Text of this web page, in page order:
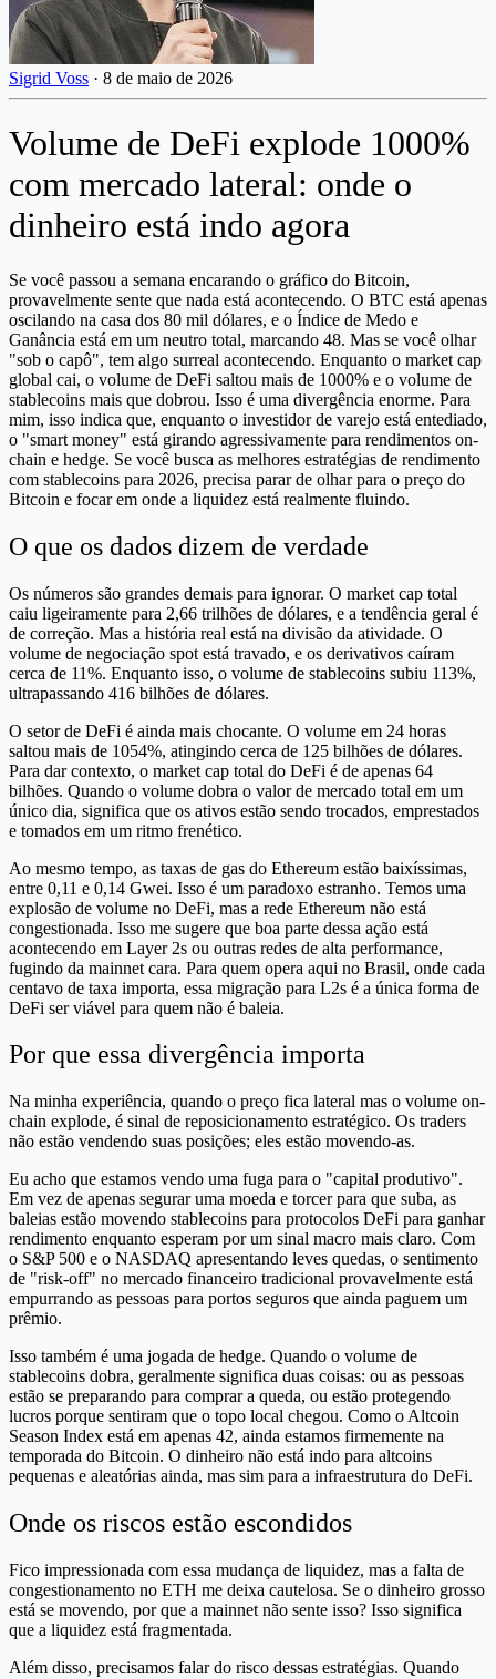
Sigrid Voss · 8 de maio de 2026
Volume de DeFi explode 1000%
com mercado lateral: onde o
dinheiro está indo agora
Se você passou a semana encarando o gráfico do Bitcoin,
provavelmente sente que nada está acontecendo. O BTC está apenas
oscilando na casa dos 80 mil dólares, e o Índice de Medo e
Ganância está em um neutro total, marcando 48. Mas se você olhar
"sob o capô", tem algo surreal acontecendo. Enquanto o market cap
global cai, o volume de DeFi saltou mais de 1000% e o volume de
stablecoins mais que dobrou. Isso é uma divergência enorme. Para
mim, isso indica que, enquanto o investidor de varejo está entediado,
o "smart money" está girando agressivamente para rendimentos on-
chain e hedge. Se você busca as melhores estratégias de rendimento
com stablecoins para 2026, precisa parar de olhar para o preço do
Bitcoin e focar em onde a liquidez está realmente fluindo.
O que os dados dizem de verdade
Os números são grandes demais para ignorar. O market cap total
caiu ligeiramente para 2,66 trilhões de dólares, e a tendência geral é
de correção. Mas a história real está na divisão da atividade. O
volume de negociação spot está travado, e os derivativos caíram
cerca de 11%. Enquanto isso, o volume de stablecoins subiu 113%,
ultrapassando 416 bilhões de dólares.
O setor de DeFi é ainda mais chocante. O volume em 24 horas
saltou mais de 1054%, atingindo cerca de 125 bilhões de dólares.
Para dar contexto, o market cap total do DeFi é de apenas 64
bilhões. Quando o volume dobra o valor de mercado total em um
único dia, significa que os ativos estão sendo trocados, emprestados
e tomados em um ritmo frenético.
Ao mesmo tempo, as taxas de gas do Ethereum estão baixíssimas,
entre 0,11 e 0,14 Gwei. Isso é um paradoxo estranho. Temos uma
explosão de volume no DeFi, mas a rede Ethereum não está
congestionada. Isso me sugere que boa parte dessa ação está
acontecendo em Layer 2s ou outras redes de alta performance,
fugindo da mainnet cara. Para quem opera aqui no Brasil, onde cada
centavo de taxa importa, essa migração para L2s é a única forma de
DeFi ser viável para quem não é baleia.
Por que essa divergência importa
Na minha experiência, quando o preço fica lateral mas o volume on-
chain explode, é sinal de reposicionamento estratégico. Os traders
não estão vendendo suas posições; eles estão movendo-as.
Eu acho que estamos vendo uma fuga para o "capital produtivo".
Em vez de apenas segurar uma moeda e torcer para que suba, as
baleias estão movendo stablecoins para protocolos DeFi para ganhar
rendimento enquanto esperam por um sinal macro mais claro. Com
o S&P 500 e o NASDAQ apresentando leves quedas, o sentimento
de "risk-off" no mercado financeiro tradicional provavelmente está
empurrando as pessoas para portos seguros que ainda paguem um
prêmio.
Isso também é uma jogada de hedge. Quando o volume de
stablecoins dobra, geralmente significa duas coisas: ou as pessoas
estão se preparando para comprar a queda, ou estão protegendo
lucros porque sentiram que o topo local chegou. Como o Altcoin
Season Index está em apenas 42, ainda estamos firmemente na
temporada do Bitcoin. O dinheiro não está indo para altcoins
pequenas e aleatórias ainda, mas sim para a infraestrutura do DeFi.
Onde os riscos estão escondidos
Fico impressionada com essa mudança de liquidez, mas a falta de
congestionamento no ETH me deixa cautelosa. Se o dinheiro grosso
está se movendo, por que a mainnet não sente isso? Isso significa
que a liquidez está fragmentada.
Além disso, precisamos falar do risco dessas estratégias. Quando